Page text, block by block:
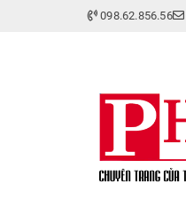
098.62.856.56